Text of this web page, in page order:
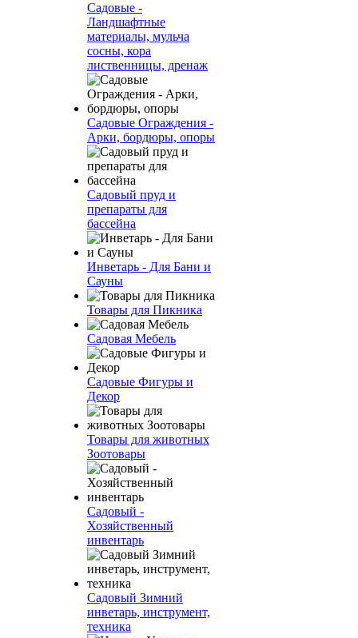
Садовые -
Ландшафтные
материалы, мульча
сосны, кора
лиственницы, дренаж
Садовые Ограждения -
Арки, бордюры, опоры
Садовый пруд и
препараты для
бассейна
Инветарь - Для Бани и
Сауны
Товары для Пикника
Садовая Мебель
Садовые Фигуры и
Декор
Товары для животных
Зоотовары
Садовый -
Хозяйственный
инвентарь
Садовый Зимний
инветарь, инструмент,
техника